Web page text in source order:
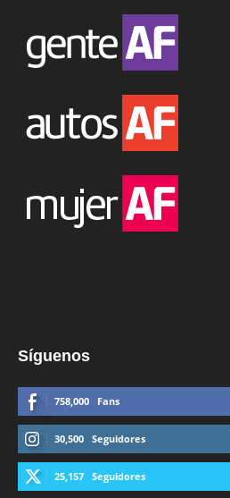
Síguenos
758,000 Fans
30,500 Seguidores
25,157 Seguidores